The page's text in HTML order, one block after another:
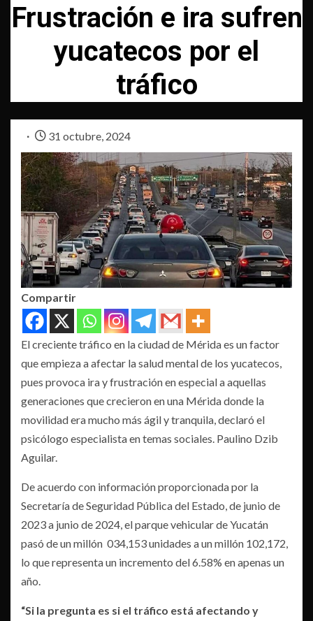
Frustración e ira sufren
yucatecos por el
tráfico
31 octubre, 2024
Compartir
El creciente tráfico en la ciudad de Mérida es un factor
que empieza a afectar la salud mental de los yucatecos,
pues provoca ira y frustración en especial a aquellas
generaciones que crecieron en una Mérida donde la
movilidad era mucho más ágil y tranquila, declaró el
psicólogo especialista en temas sociales. Paulino Dzib
Aguilar.
De acuerdo con información proporcionada por la
Secretaría de Seguridad Pública del Estado, de junio de
2023 a junio de 2024, el parque vehicular de Yucatán
pasó de un millón 034,153 unidades a un millón 102,172,
lo que representa un incremento del 6.58% en apenas un
año.
“Si la pregunta es si el tráfico está afectando y